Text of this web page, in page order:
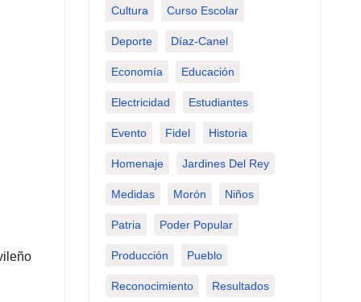
Cultura Curso Escolar
Deporte Díaz-Canel
Economía Educación
Electricidad Estudiantes
Evento Fidel Historia
Homenaje Jardines Del Rey
Medidas Morón Niños
Patria Poder Popular
Producción Pueblo
Reconocimiento Resultados